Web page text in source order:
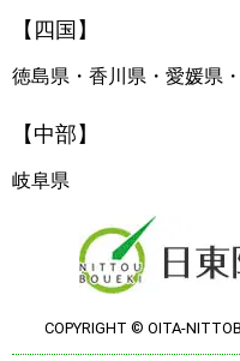
【四国】
徳島県・香川県・愛媛県
【中部】
岐阜県
COPYRIGHT © OITA-